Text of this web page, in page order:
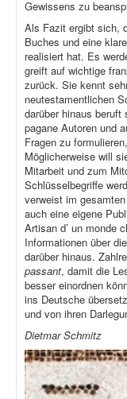
Gewissens zu
Als Fazit ergibt sich,
Buches und eine
realisiert hat. Es
greift auf wichtige
zurück. Sie kennt
neutestamentlichen
darüber hinaus beruft
pagane Autoren und
Fragen zu
Möglicherweise will
Mitarbeit und zum
Schlüsselbegriffe
verweist im
auch eine eigene
Artisan d’ un monde
Informationen über
darüber hinaus.
passant, damit die
besser einordnen
ins Deutsche
und von ihren
Dietmar Schmitz